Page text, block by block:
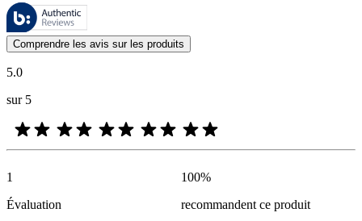
Ces évaluations sont gérées par Bazaarvoice et sont conformes à la
Les avis des clients exprimés sous forme d'évaluations de produits
Comprendre les avis sur les produits
5.0
sur 5
1
Évaluation
100%
recommandent ce produit